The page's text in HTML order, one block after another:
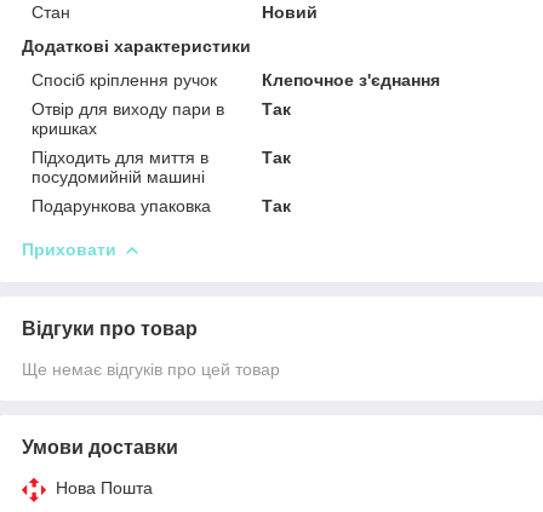
Стан
Новий
Додаткові характеристики
Спосіб кріплення ручок
Клепочное з'єднання
Отвір для виходу пари в
кришках
Так
Підходить для миття в
посудомийній машині
Так
Подарункова упаковка Так
Приховати
Відгуки про товар
Ще немає відгуків про цей товар
Умови доставки
Нова Пошта